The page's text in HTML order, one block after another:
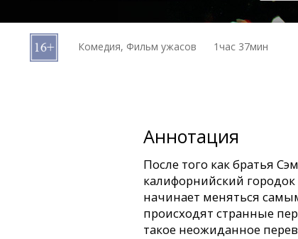
B2B Комедия, Фильм ужасов 1час 37мин
Аннотация
После того как братья
калифорнийский городок
начинает меняться
происходят странные
такое неожиданное